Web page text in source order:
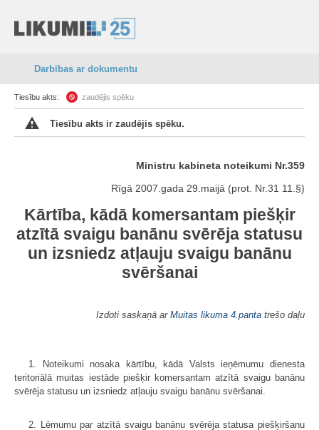
Darbības ar dokumentu
Tiesību akts: zaudējis spēku
Tiesību akts ir zaudējis spēku.
Ministru kabineta noteikumi Nr.359
Rīgā 2007.gada 29.maijā (prot. Nr.31 11.§)
Kārtība, kādā komersantam piešķir
atzītā svaigu banānu svērēja statusu
un izsniedz atļauju svaigu banānu
svēršanai
Izdoti saskaņā ar Muitas likuma 4.panta trešo daļu
1. Noteikumi nosaka kārtību, kādā Valsts ieņēmumu dienesta
teritoriālā muitas iestāde piešķir komersantam atzītā svaigu banānu
svērēja statusu un izsniedz atļauju svaigu banānu svēršanai.
2. Lēmumu par atzītā svaigu banānu svērēja statusa piešķiršanu